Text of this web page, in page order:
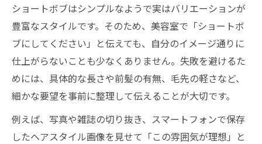
ショートボブはシンプルなようで実はバリエーションが
豊富なスタイルです。そのため、美容室で「ショートボ
ブにしてください」と伝えても、自分のイメージ通りに
仕上がらないことも少なくありません。失敗を避けるた
めには、具体的な長さや前髪の有無、毛先の軽さなど、
細かな要望を事前に整理して伝えることが大切です。
例えば、写真や雑誌の切り抜き、スマートフォンで保存
したヘアスタイル画像を見せて「この雰囲気が理想」と